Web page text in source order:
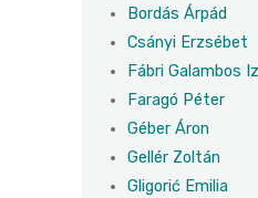
Bordás Árpád
Csányi Erzsébet
Fábri Galambos
Faragó Péter
Géber Áron
Gellér Zoltán
Gligorić Emilia